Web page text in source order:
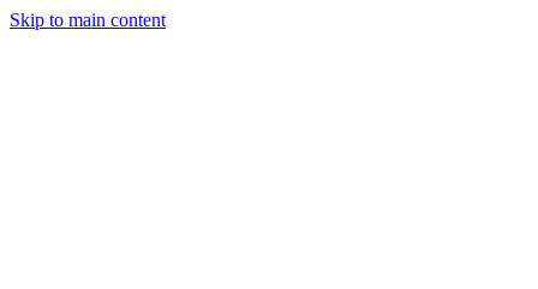
Skip to main content